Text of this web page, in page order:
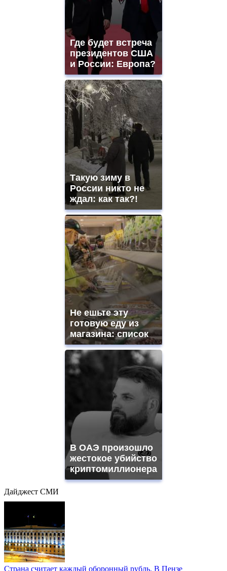
Где будет встреча
президентов США
и России: Европа?
Такую зиму в
России никто не
ждал: как так?!
Не ешьте эту
готовую еду из
магазина: список
В ОАЭ произошло
жестокое убийство
криптомиллионера
Дайджест СМИ
Страна считает каждый оборонный рубль. В Пензе